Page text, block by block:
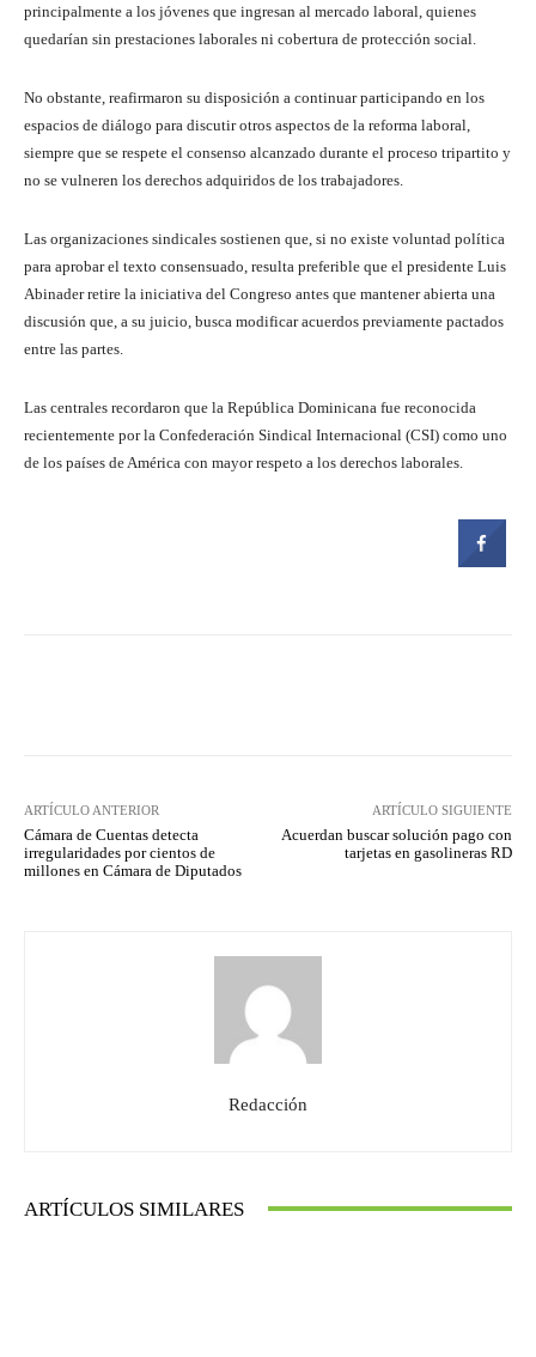
principalmente a los jóvenes que ingresan al mercado laboral, quienes
quedarían sin prestaciones laborales ni cobertura de protección social.
No obstante, reafirmaron su disposición a continuar participando en los
espacios de diálogo para discutir otros aspectos de la reforma laboral,
siempre que se respete el consenso alcanzado durante el proceso tripartito y
no se vulneren los derechos adquiridos de los trabajadores.
Las organizaciones sindicales sostienen que, si no existe voluntad política
para aprobar el texto consensuado, resulta preferible que el presidente Luis
Abinader retire la iniciativa del Congreso antes que mantener abierta una
discusión que, a su juicio, busca modificar acuerdos previamente pactados
entre las partes.
Las centrales recordaron que la República Dominicana fue reconocida
recientemente por la Confederación Sindical Internacional (CSI) como uno
de los países de América con mayor respeto a los derechos laborales.
ARTÍCULO ANTERIOR
Cámara de Cuentas detecta
irregularidades por cientos de
millones en Cámara de Diputados
ARTÍCULO SIGUIENTE
Acuerdan buscar solución pago con
tarjetas en gasolineras RD
Redacción
ARTÍCULOS SIMILARES